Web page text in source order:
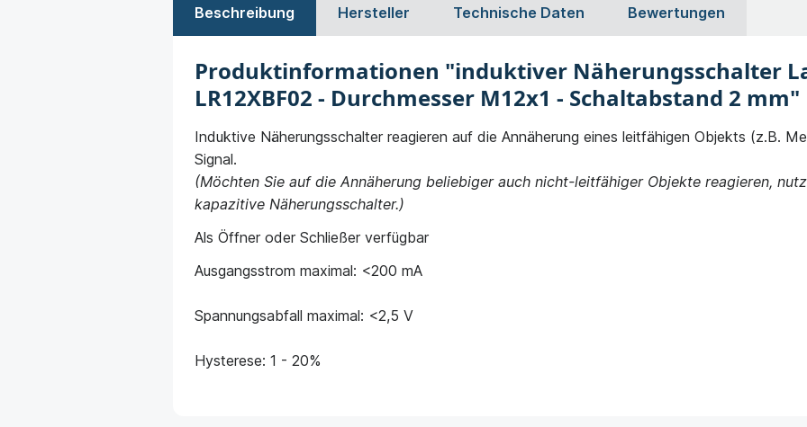
Beschreibung Hersteller Technische Daten Bewertungen
Produktinformationen "induktiver Näherungsschalter
LR12XBF02 - Durchmesser M12x1 - Schaltabstand 2 mm"
Induktive Näherungsschalter reagieren auf die Annäherung eines leitfähigen Objekts (z.B.
Signal.
(Möchten Sie auf die Annäherung beliebiger auch nicht-leitfähiger Objekte reagieren,
kapazitive Näherungsschalter.)
Als Öffner oder Schließer verfügbar
Ausgangsstrom maximal: <200 mA
Spannungsabfall maximal: <2,5 V
Hysterese: 1 - 20%